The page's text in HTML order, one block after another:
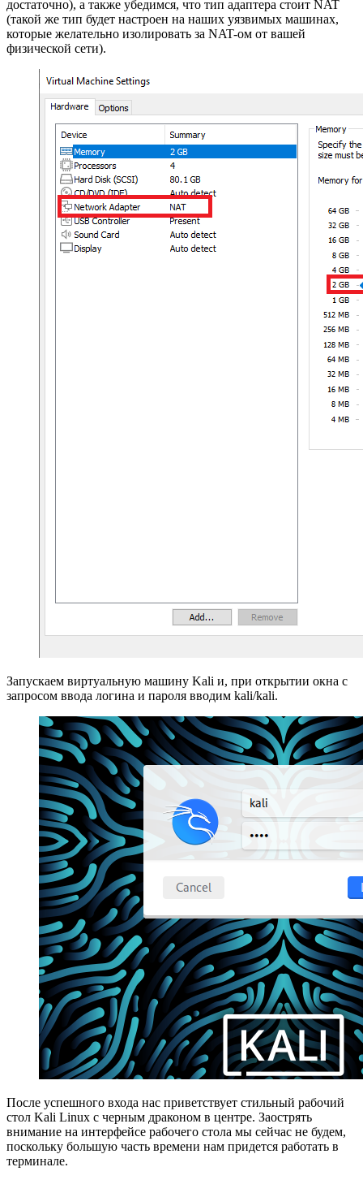
достаточно), а также убедимся, что тип адаптера стоит NAT
(такой же тип будет настроен на наших уязвимых машинах,
которые желательно изолировать за NAT-ом от вашей
физической сети).
Запускаем виртуальную машину Kali и, при открытии окна с
запросом ввода логина и пароля вводим kali/kali.
После успешного входа нас приветствует стильный рабочий
стол Kali Linux с черным драконом в центре. Заострять
внимание на интерфейсе рабочего стола мы сейчас не будем,
поскольку большую часть времени нам придется работать в
терминале.